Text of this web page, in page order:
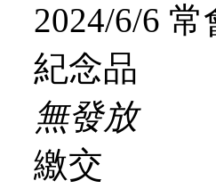
2024/6/6 常
紀念品
無發放
繳交